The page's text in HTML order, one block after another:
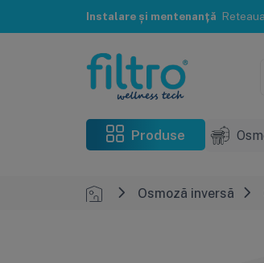
Instalare și mentenanță Reteaua de
Produse
Osmoză inversă